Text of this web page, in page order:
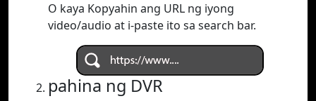
O kaya Kopyahin ang URL ng iyong
video/audio at i-paste ito sa search bar.
pahina ng DVR